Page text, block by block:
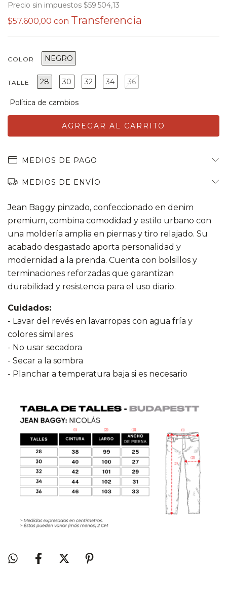
Precio sin impuestos $59.504,13
$57.600,00 con
COLOR NEGRO
TALLE 28 30 32 34 36
MEDIOS DE PAGO
MEDIOS DE ENVÍO
Jean Baggy pinzado, confeccionado en denim
premium, combina comodidad y estilo urbano con
una moldería amplia en piernas y tiro relajado. Su
acabado desgastado aporta personalidad y
modernidad a la prenda. Cuenta con bolsillos y
terminaciones reforzadas que garantizan
durabilidad y resistencia para el uso diario.
Cuidados:
- Lavar del revés en lavarropas con agua fría y
colores similares
- No usar secadora
- Secar a la sombra
- Planchar a temperatura baja si es necesario